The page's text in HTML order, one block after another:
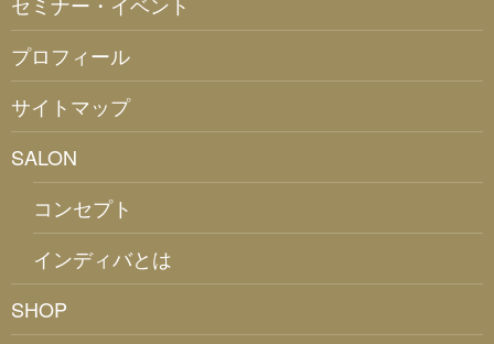
プロフィール
サイトマップ
SALON
コンセプト
インディバとは
SHOP